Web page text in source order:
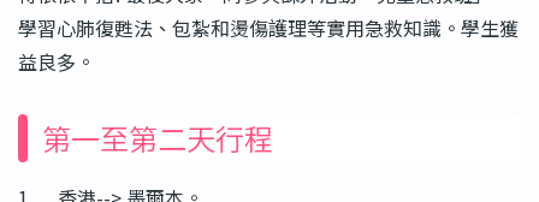
學習心肺復甦法、包紮和燙傷護理等實用急救知識。學生獲
益良多。
第一至第二天行程